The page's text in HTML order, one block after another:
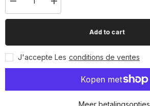
Decrease
quantity
for
6
digits
et
temps
Increase
quantity
for
Chronomètre
6
digits
et
temps
Add to cart
J'accepte Les conditions de ventes
Meer betalingsopties